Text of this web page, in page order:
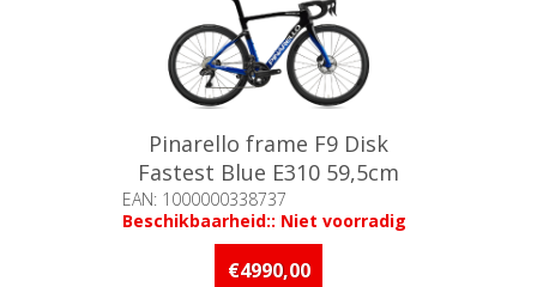
Pinarello frame F9 Disk
Fastest Blue E310 59,5cm
EAN: 1000000338737
Beschikbaarheid:: Niet voorradig
€4990,00